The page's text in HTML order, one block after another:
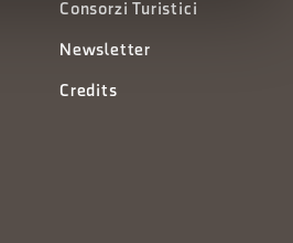
Consorzi Turistici
Newsletter
Credits